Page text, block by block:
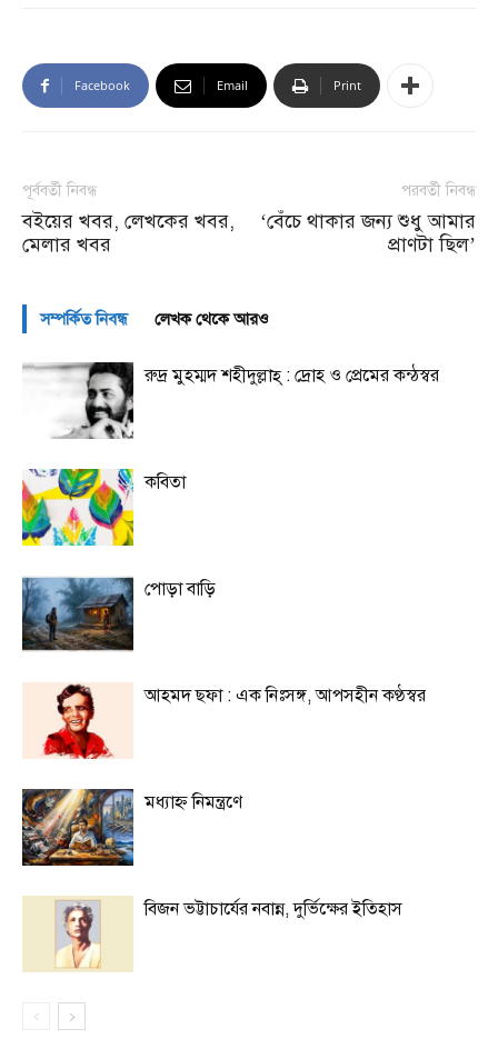
Facebook Email Print
পূর্ববর্তী নিবন্ধ
বইয়ের খবর, লেখকের খবর,
মেলার খবর
পরবর্তী নিবন্ধ
‘বেঁচে থাকার জন্য শুধু আমার
প্রাণটা ছিল’
সম্পর্কিত নিবন্ধ লেখক থেকে আরও
রুদ্র মুহম্মদ শহীদুল্লাহ্ : দ্রোহ ও প্রেমের কন্ঠস্বর
কবিতা
পোড়া বাড়ি
আহমদ ছফা : এক নিঃসঙ্গ, আপসহীন কণ্ঠস্বর
মধ্যাহ্ন নিমন্ত্রণে
বিজন ভট্টাচার্যের নবান্ন, দুর্ভিক্ষের ইতিহাস